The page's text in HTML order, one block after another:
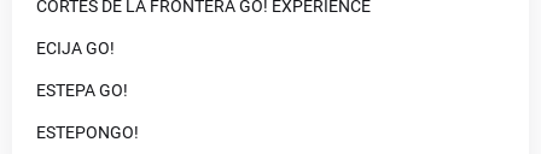
CORTES DE LA FRONTERA GO! EXPERIENCE
ECIJA GO!
ESTEPA GO!
ESTEPONGO!